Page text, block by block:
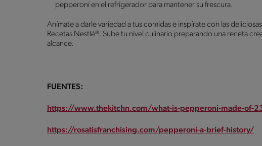
pepperoni en el refrigerador para mantener su frescura.
Anímate a darle variedad a tus comidas e inspírate con las
Recetas Nestlé®. Sube tu nivel culinario preparando una receta
alcance.
FUENTES:
https://www.thekitchn.com/what-is-pepperoni-made-of-
https://rosatisfranchising.com/pepperoni-a-brief-history/